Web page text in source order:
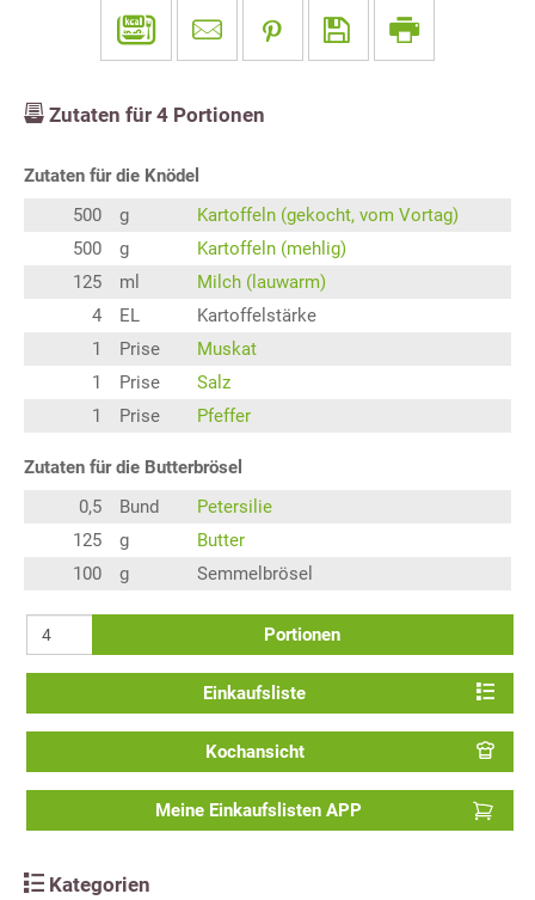
Zutaten für 4 Portionen
Zutaten für die Knödel
500
g
Kartoffeln (gekocht, vom Vortag)
500
g
Kartoffeln (mehlig)
125
ml
Milch (lauwarm)
4
EL
Kartoffelstärke
1
Prise
Muskat
1
Prise
Salz
1
Prise Pfeffer
Zutaten für die Butterbrösel
0,5
Bund
Petersilie
125
g
Butter
100
g Semmelbrösel
Portionen
Einkaufsliste
Kochansicht
Meine Einkaufslisten APP
Kategorien